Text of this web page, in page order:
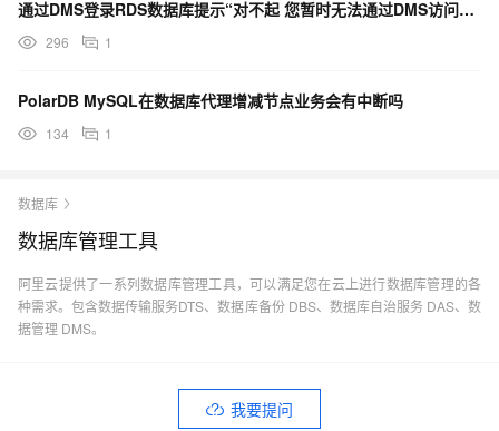
通过DMS登录RDS数据库提示“对不起 您暂时无法通过DMS访问该实例”错误
296 1
PolarDB MySQL在数据库代理增减节点业务会有中断吗
134 1
数据库
数据库管理工具
阿里云提供了一系列数据库管理工具，可以满足您在云上进行数据库管理的各
种需求。包含数据传输服务DTS、数据库备份 DBS、数据库自治服务 DAS、数
据管理 DMS。
我要提问